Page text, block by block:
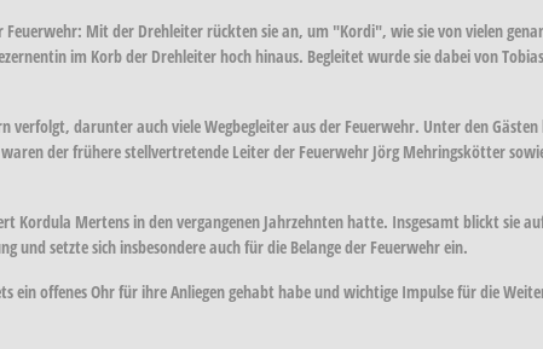
Mit der Drehleiter rückten sie an, um "Kordi", wie sie von vielen
im Korb der Drehleiter hoch hinaus. Begleitet wurde sie dabei von
verfolgt, darunter auch viele Wegbegleiter aus der Feuerwehr. Unter den
der frühere stellvertretende Leiter der Feuerwehr Jörg Mehringskötter
Kordula Mertens in den vergangenen Jahrzehnten hatte. Insgesamt blickt sie
setzte sich insbesondere auch für die Belange der Feuerwehr ein.
ein offenes Ohr für ihre Anliegen gehabt habe und wichtige Impulse für die